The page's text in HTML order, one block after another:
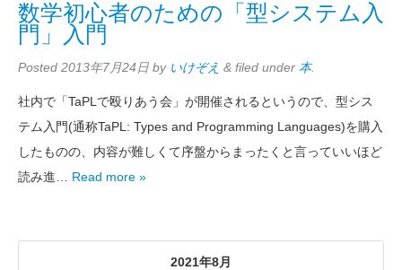
数学初心者のための「型システム入
門」入門
Posted 2013年7月24日 by いけぞえ & filed under 本.
社内で「TaPLで殴りあう会」が開催されるというので、型シス
テム入門(通称TaPL: Types and Programming Languages)を購入
したものの、内容が難しくて序盤からまったくと言っていいほど
読み進… Read more »
2021年8月